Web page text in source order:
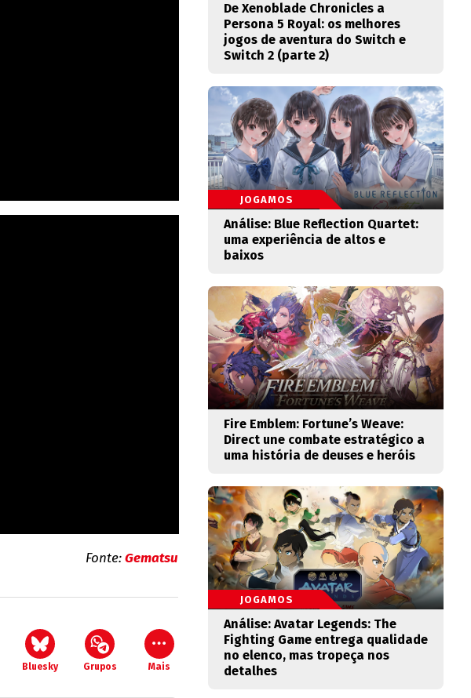
Fonte:Gematsu
Bluesky Grupos Mais
De Xenoblade Chronicles a
Persona 5 Royal: os melhores
jogos de aventura do Switch e
Switch 2 (parte 2)
JOGAMOS
Análise: Blue Reflection Quartet:
uma experiência de altos e
baixos
Fire Emblem: Fortune’s Weave:
Direct une combate estratégico a
uma história de deuses e heróis
JOGAMOS
Análise: Avatar Legends: The
Fighting Game entrega qualidade
no elenco, mas tropeça nos
detalhes